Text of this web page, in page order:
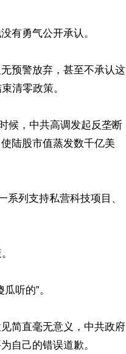
有勇气公开承认。
预警放弃，甚至不承认这
清零政策。
候，中共高调发起反垄断
陆股市值蒸发数千亿美
列支持私营科技项目、
听的”。
简直毫无意义，中共政府
自己的错误道歉。